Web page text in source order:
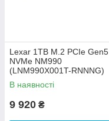
Lexar 1TB M.2 PCIe Gen5
NVMe NM990
(LNM990X001T-RNNNG)
В наявності
9 920 ₴